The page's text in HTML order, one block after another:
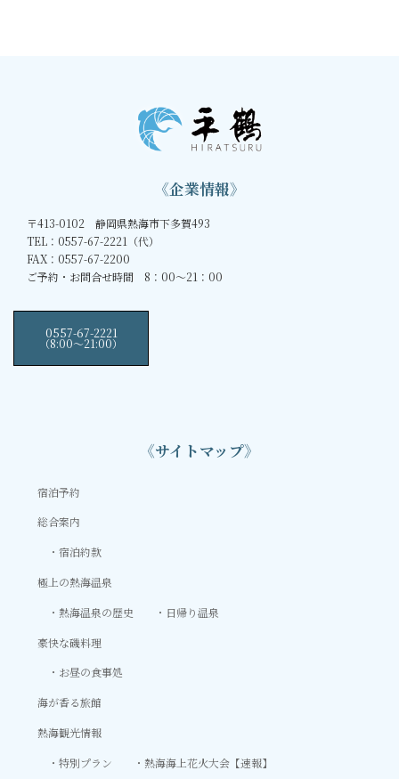
《企業情報》
〒413-0102 静岡県熱海市下多賀493
TEL：0557-67-2221（代）
FAX：0557-67-2200
ご予約・お問合せ時間 8：00～21：00
0557-67-2221
（8:00〜21:00）
《サイトマップ》
宿泊予約
総合案内
宿泊約款
極上の熱海温泉
熱海温泉の歴史
日帰り温泉
豪快な磯料理
お昼の食事処
海が香る旅館
熱海観光情報
特別プラン
熱海海上花火大会【速報】